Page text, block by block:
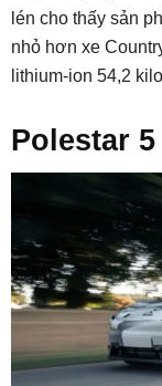
lén cho thấy sản
nhỏ hơn xe
lithium-ion 54,2
Polestar 5